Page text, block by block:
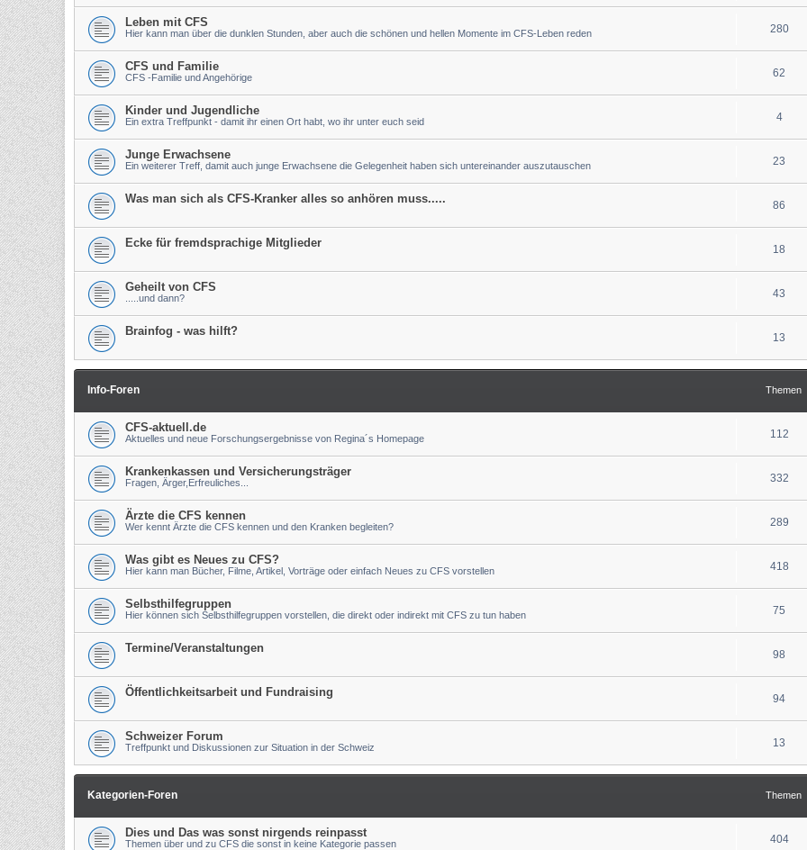
Leben mit CFS
Hier kann man über die dunklen Stunden, aber auch die schönen und hellen Momente im CFS-Leben reden 280
CFS und Familie
CFS -Familie und Angehörige 62
Kinder und Jugendliche
Ein extra Treffpunkt - damit ihr einen Ort habt, wo ihr unter euch seid 4
Junge Erwachsene
Ein weiterer Treff, damit auch junge Erwachsene die Gelegenheit haben sich untereinander auszutauschen 23
Was man sich als CFS-Kranker alles so anhören muss..... 86
Ecke für fremdsprachige Mitglieder 18
Geheilt von CFS
.....und dann? 43
Brainfog - was hilft? 13
Info-Foren Themen
CFS-aktuell.de
Aktuelles und neue Forschungsergebnisse von Regina´s Homepage 112
Krankenkassen und Versicherungsträger
Fragen, Ärger,Erfreuliches... 332
Ärzte die CFS kennen
Wer kennt Ärzte die CFS kennen und den Kranken begleiten? 289
Was gibt es Neues zu CFS?
Hier kann man Bücher, Filme, Artikel, Vorträge oder einfach Neues zu CFS vorstellen 418
Selbsthilfegruppen
Hier können sich Selbsthilfegruppen vorstellen, die direkt oder indirekt mit CFS zu tun haben 75
Termine/Veranstaltungen 98
Öffentlichkeitsarbeit und Fundraising 94
Schweizer Forum
Treffpunkt und Diskussionen zur Situation in der Schweiz 13
Kategorien-Foren Themen
Dies und Das was sonst nirgends reinpasst
Themen über und zu CFS die sonst in keine Kategorie passen 404